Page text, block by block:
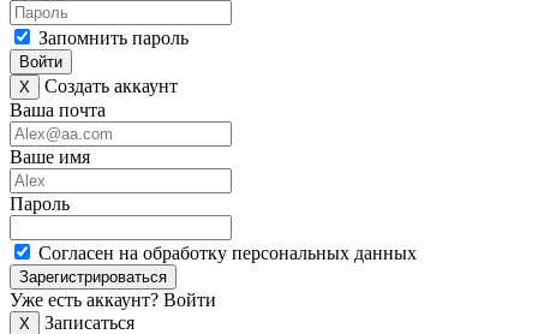
Запомнить пароль
Войти
X
Создать аккаунт
Ваша почта
Ваше имя
Пароль
Согласен на обработку персональных данных
Зарегистрироваться
Уже есть аккаунт? Войти
X
Записаться